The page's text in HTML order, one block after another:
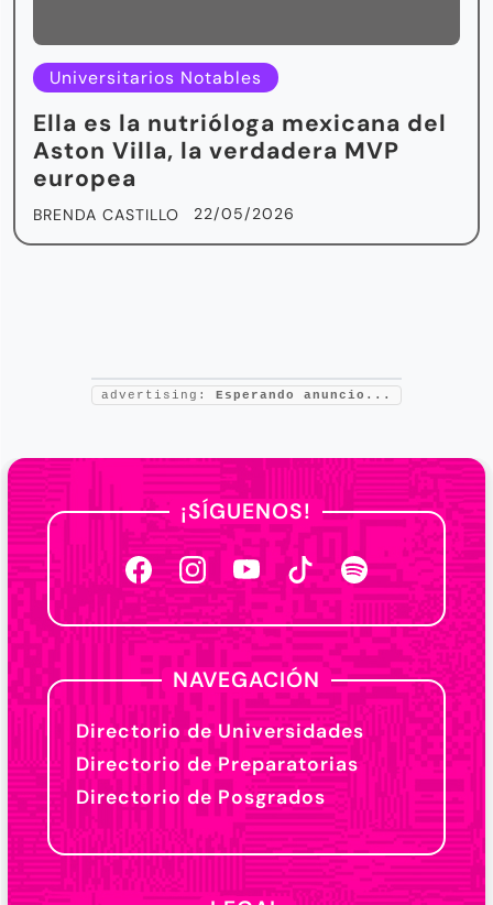
Universitarios Notables
Ella es la nutrióloga mexicana del
Aston Villa, la verdadera MVP
europea
BRENDA CASTILLO 22/05/2026
advertising: Esperando anuncio...
¡SÍGUENOS!
NAVEGACIÓN
Directorio de Universidades
Directorio de Preparatorias
Directorio de Posgrados